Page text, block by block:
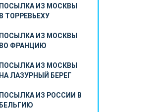
ПОСЫЛКА ИЗ МОСКВЫ
В ТОРРЕВЬЕХУ
ПОСЫЛКА ИЗ МОСКВЫ
ВО ФРАНЦИЮ
ПОСЫЛКА ИЗ МОСКВЫ
НА ЛАЗУРНЫЙ БЕРЕГ
ПОСЫЛКА ИЗ РОССИИ В
БЕЛЬГИЮ